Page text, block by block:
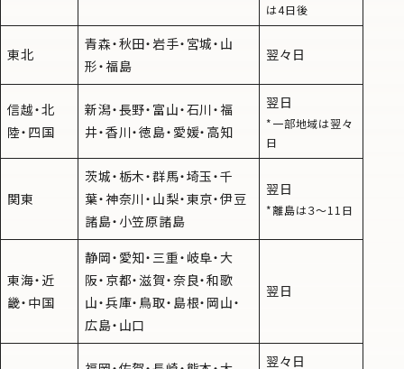
は4日後
東北
青森・秋田・岩手・宮城・山
形・福島
翌々日
信越・北
陸・四国
新潟・長野・富山・石川・福
井・香川・徳島・愛媛・高知
翌日
*一部地域は翌々
日
関東
茨城・栃木・群馬・埼玉・千
葉・神奈川・山梨・東京・伊豆
諸島・小笠原諸島
翌日
*離島は３〜11日
東海・近
畿・中国
静岡・愛知・三重・岐阜・大
阪・京都・滋賀・奈良・和歌
山・兵庫・鳥取・島根・岡山・
広島・山口
翌日
翌々日